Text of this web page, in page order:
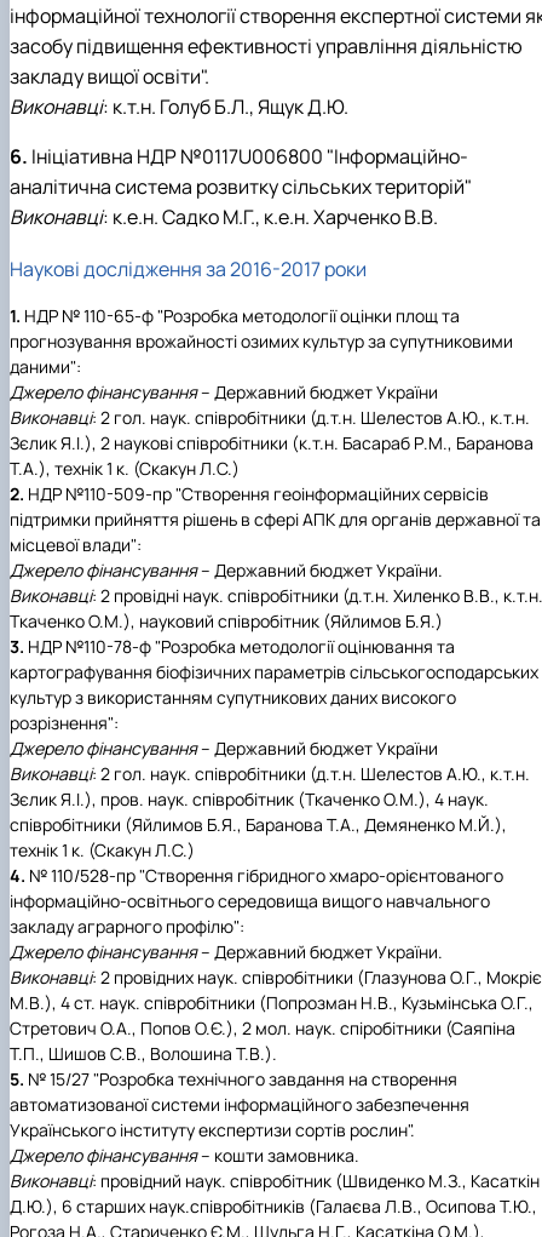
інформаційної технології створення експертної системи
засобу підвищення ефективності управління діяльністю
закладу вищої освіти".
Виконавці: к.т.н. Голуб Б.Л., Ящук Д.Ю.
6. Ініціативна НДР №0117U006800 "Інформаційно-
аналітична система розвитку сільських територій"
Виконавці: к.е.н. Садко М.Г., к.е.н. Харченко В.В.
Наукові дослідження за 2016-2017 роки
1. НДР № 110-65-ф "Розробка методології оцінки площ та
прогнозування врожайності озимих культур за супутниковими
даними":
Джерело фінансування– Державний бюджет України
Виконавці: 2 гол. наук. співробітники (д.т.н. Шелестов А.Ю., к.т.н.
Зєлик Я.І.), 2 наукові співробітники (к.т.н. Басараб Р.М., Баранова
Т.А.), технік 1 к. (Скакун Л.С.)
2. НДР №110-509-пр "Створення геоінформаційних сервісів
підтримки прийняття рішень в сфері АПК для органів державної та
місцевої влади":
Джерело фінансування– Державний бюджет України.
Виконавці: 2 провідні наук. співробітники (д.т.н. Хиленко В.В., к.т.н.
Ткаченко О.М.), науковий співробітник (Яйлимов Б.Я.)
3. НДР №110-78-ф "Розробка методології оцінювання та
картографування біофізичних параметрів сільськогосподарських
культур з використанням супутникових даних високого
розрізнення":
Джерело фінансування– Державний бюджет України
Виконавці: 2 гол. наук. співробітники (д.т.н. Шелестов А.Ю., к.т.н.
Зєлик Я.І.), пров. наук. співробітник (Ткаченко О.М.), 4 наук.
співробітники (Яйлимов Б.Я., Баранова Т.А., Демяненко М.Й.),
технік 1 к. (Скакун Л.С.)
4. № 110/528-пр "Створення гібридного хмаро-орієнтованого
інформаційно-освітнього середовища вищого навчального
закладу аграрного профілю":
Джерело фінансування– Державний бюджет України.
Виконавці: 2 провідних наук. співробітники (Глазунова О.Г.,
М.В.), 4 ст. наук. співробітники (Попрозман Н.В., Кузьмінська О.Г.,
Стретович О.А., Попов О.Є.), 2 мол. наук. спіробітники (Саяпіна
Т.П., Шишов С.В., Волошина Т.В.).
5. № 15/27 "Розробка технічного завдання на створення
автоматизованої системи інформаційного забезпечення
Українського інституту експертизи сортів рослин".
Джерело фінансування– кошти замовника.
Виконавці: провідний наук. співробітник (Швиденко М.З., Касаткін
Д.Ю.), 6 старших наук.співробітників (Галаєва Л.В., Осипова Т.Ю.,
Рогоза Н.А., Стариченко Є.М., Шульга Н.Г., Касаткіна О.М.),